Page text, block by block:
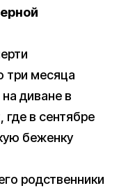
три месяца
диване в
в сентябре
беженку
родственники